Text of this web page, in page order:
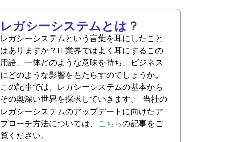
レガシーシステムとは？
レガシーシステムという言葉を耳にしたこと
はありますか？IT業界ではよく耳にするこの
用語、一体どのような意味を持ち、ビジネス
にどのような影響をもたらすのでしょうか。
この記事では、レガシーシステムの基本から
その奥深い世界を探求していきます。 当社の
レガシーシステムのアップデートに向けたア
プローチ方法については、 こちらの記事をご
覧ください。